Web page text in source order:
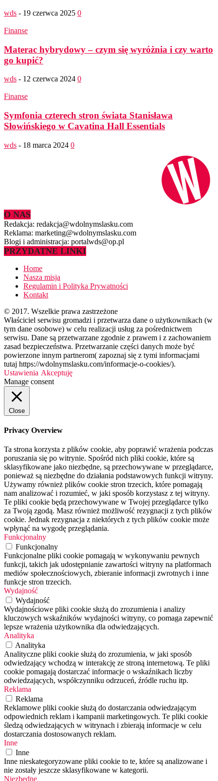
wds - 19 czerwca 2025 0
Finanse
Materac hybrydowy – czym się wyróżnia i czy warto
go kupić?
wds - 12 czerwca 2024 0
Finanse
Symfonia czterech stron świata Stanisława
Słowińskiego w Cavatina Hall Essentials
wds - 18 marca 2024 0
O NAS
Redakcja: redakcja@wdolnymslasku.com
Reklama: marketing@wdolnymslasku.com
Blogi i administracja: portalwds@op.pl
PRZYDATNE LINKI
Home
Nasza misja
Regulamin i Polityka Prywatności
Kontakt
© 2017. Wszelkie prawa zastrzeżone
Właściciel serwisu gromadzi i przetwarza dane o użytkownikach (w
tym dane osobowe) w celu realizacji usług za pośrednictwem
serwisu. Dane są przetwarzane zgodnie z prawem i z zachowaniem
zasad bezpieczeństwa. Przetwarzanie części danych może być
powierzone innym partnerom( zapoznaj się z tymi informacjami
tutaj https://wdolnymslasku.com/informacje-o-cookies/).
Ustawienia Akceptuję
Manage consent
Close
Privacy Overview
Ta strona korzysta z plików cookie, aby poprawić wrażenia podczas
poruszania się po witrynie. Spośród nich pliki cookie, które są
sklasyfikowane jako niezbędne, są przechowywane w przeglądarce,
ponieważ są niezbędne do działania podstawowych funkcji witryny.
Używamy również plików cookie stron trzecich, które pomagają
nam analizować i rozumieć, w jaki sposób korzystasz z tej witryny.
Te pliki cookie będą przechowywane w Twojej przeglądarce tylko
za Twoją zgodą. Masz również możliwość rezygnacji z tych plików
cookie. Jednak rezygnacja z niektórych z tych plików cookie może
wpłynąć na wygodę przeglądania.
Funkcjonalny
Funkcjonalny
Funkcjonalne pliki cookie pomagają w wykonywaniu pewnych
funkcji, takich jak udostępnianie zawartości witryny na platformach
mediów społecznościowych, zbieranie informacji zwrotnych i inne
funkcje stron trzecich.
Wydajność
Wydajność
Wydajnościowe pliki cookie służą do zrozumienia i analizy
kluczowych wskaźników wydajności witryny, co pomaga zapewnić
lepsze wrażenia użytkownika dla odwiedzających.
Analityka
Analityka
Analityczne pliki cookie służą do zrozumienia, w jaki sposób
odwiedzający wchodzą w interakcję ze stroną internetową. Te pliki
cookie pomagają dostarczać informacje o wskaźnikach liczby
odwiedzających, współczynniku odrzuceń, źródle ruchu itp.
Reklama
Reklama
Reklamowe pliki cookie służą do dostarczania odwiedzającym
odpowiednich reklam i kampanii marketingowych. Te pliki cookie
śledzą odwiedzających w witrynach i zbierają informacje w celu
dostarczania dostosowanych reklam.
Inne
Inne
Inne nieskategoryzowane pliki cookie to te, które są analizowane i
nie zostały jeszcze sklasyfikowane w kategorii.
Niezbędne